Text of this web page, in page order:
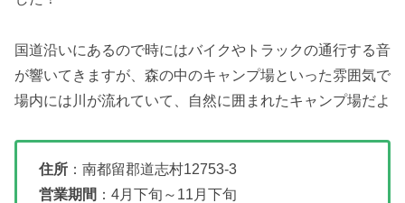
国道沿いにあるので時にはバイクやトラックの通行する音
が響いてきますが、森の中のキャンプ場といった雰囲気で
場内には川が流れていて、自然に囲まれたキャンプ場だよ
住所 ：南都留郡道志村12753-3
営業期間 ：4月下旬～11月下旬